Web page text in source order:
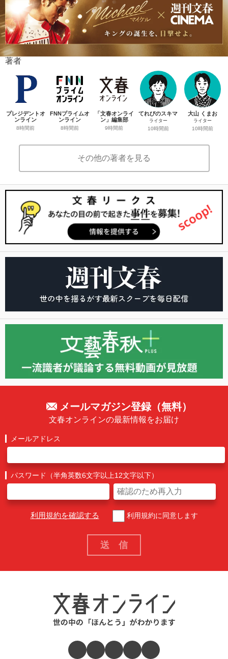
著者
プレジデントオ
ンライン
8時間前
FNNプライムオ
ンライン
8時間前
「文春オンライ
ン」編集部
9時間前
てれびのスキマ
ライター
10時間前
大山 くまお
ライター
10時間前
その他の著者を見る
メールマガジン登録（無料）
文春オンラインの最新情報をお届け
メールアドレス
パスワード（半角英数6文字以上12文字以下）
利用規約を確認する 利用規約に同意します